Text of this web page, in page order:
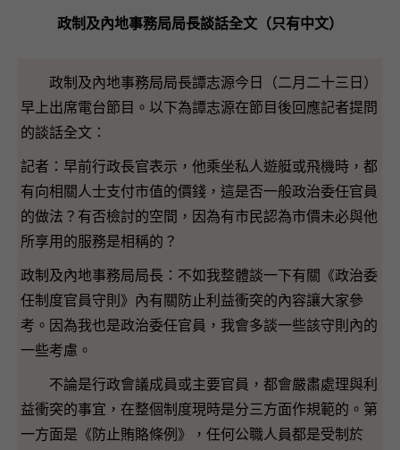
政制及內地事務局局長談話全文（只有中文）
政制及內地事務局局長譚志源今日（二月二十三日）
早上出席電台節目。以下為譚志源在節目後回應記者提問
的談話全文：
記者：早前行政長官表示，他乘坐私人遊艇或飛機時，都
有向相關人士支付市值的價錢，這是否一般政治委任官員
的做法？有否檢討的空間，因為有市民認為市價未必與他
所享用的服務是相稱的？
政制及內地事務局局長：不如我整體談一下有關《政治委
任制度官員守則》內有關防止利益衝突的內容讓大家參
考。因為我也是政治委任官員，我會多談一些該守則內的
一些考慮。
不論是行政會議成員或主要官員，都會嚴肅處理與利
益衝突的事宜，在整個制度現時是分三方面作規範的。第
一方面是《防止賄賂條例》，任何公職人員都是受制於